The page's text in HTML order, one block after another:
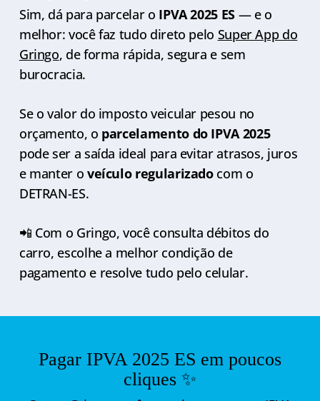
Sim, dá para parcelar o IPVA 2025 ES— e o
melhor: você faz tudo direto pelo Super App do
Gringo, de forma rápida, segura e sem
burocracia.
Se o valor do imposto veicular pesou no
orçamento, o parcelamento do IPVA 2025
pode ser a saída ideal para evitar atrasos, juros
e manter o veículo regularizadocom o
DETRAN-ES.
📲 Com o Gringo, você consulta débitos do
carro, escolhe a melhor condição de
pagamento e resolve tudo pelo celular.
Pagar IPVA 2025 ES em poucos
cliques ✨